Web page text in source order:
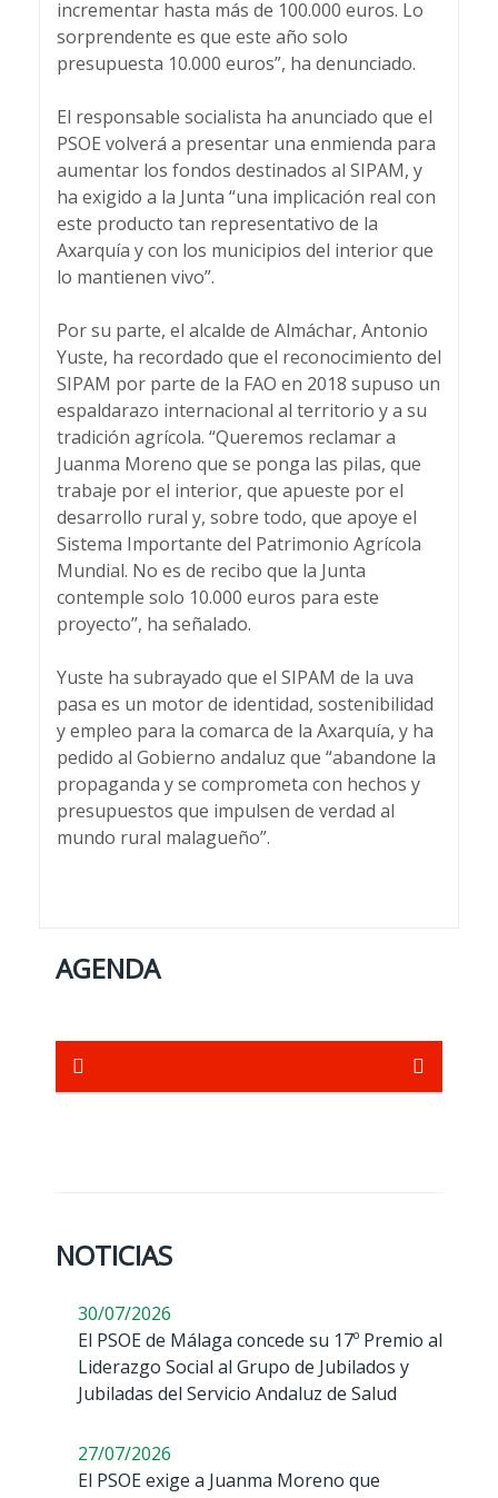
incrementar hasta más de 100.000 euros. Lo
sorprendente es que este año solo
presupuesta 10.000 euros”, ha denunciado.
El responsable socialista ha anunciado que el
PSOE volverá a presentar una enmienda para
aumentar los fondos destinados al SIPAM, y
ha exigido a la Junta “una implicación real con
este producto tan representativo de la
Axarquía y con los municipios del interior que
lo mantienen vivo”.
Por su parte, el alcalde de Almáchar, Antonio
Yuste, ha recordado que el reconocimiento del
SIPAM por parte de la FAO en 2018 supuso un
espaldarazo internacional al territorio y a su
tradición agrícola. “Queremos reclamar a
Juanma Moreno que se ponga las pilas, que
trabaje por el interior, que apueste por el
desarrollo rural y, sobre todo, que apoye el
Sistema Importante del Patrimonio Agrícola
Mundial. No es de recibo que la Junta
contemple solo 10.000 euros para este
proyecto”, ha señalado.
Yuste ha subrayado que el SIPAM de la uva
pasa es un motor de identidad, sostenibilidad
y empleo para la comarca de la Axarquía, y ha
pedido al Gobierno andaluz que “abandone la
propaganda y se comprometa con hechos y
presupuestos que impulsen de verdad al
mundo rural malagueño”.
AGENDA
NOTICIAS
30/07/2026
El PSOE de Málaga concede su 17º Premio al
Liderazgo Social al Grupo de Jubilados y
Jubiladas del Servicio Andaluz de Salud
27/07/2026
El PSOE exige a Juanma Moreno que